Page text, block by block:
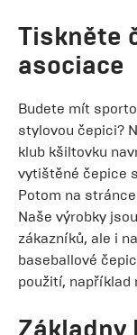
Tiskněte
asociace
Budete mít
stylovou čepici?
klub kšiltovku
vytištěné čepice
Potom na
Naše výrobky
zákazníků, ale i
baseballové
použití, například
Základny